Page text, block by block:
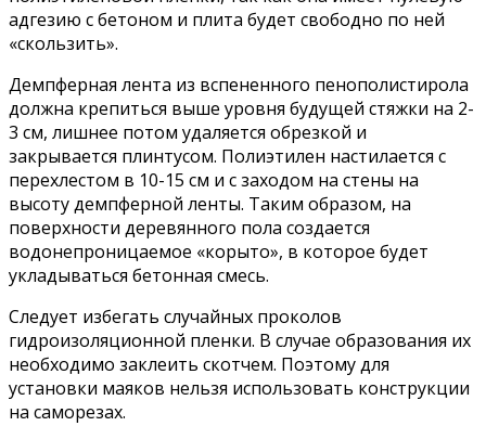
адгезию с бетоном и плита будет свободно по ней
«скользить».
Демпферная лента из вспененного пенополистирола
должна крепиться выше уровня будущей стяжки на 2-
3 см, лишнее потом удаляется обрезкой и
закрывается плинтусом. Полиэтилен настилается с
перехлестом в 10-15 см и с заходом на стены на
высоту демпферной ленты. Таким образом, на
поверхности деревянного пола создается
водонепроницаемое «корыто», в которое будет
укладываться бетонная смесь.
Следует избегать случайных проколов
гидроизоляционной пленки. В случае образования их
необходимо заклеить скотчем. Поэтому для
установки маяков нельзя использовать конструкции
на саморезах.